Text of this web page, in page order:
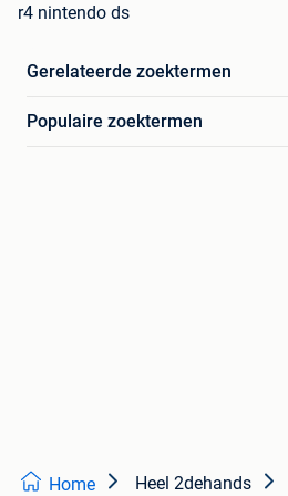
r4 nintendo ds
Gerelateerde zoektermen
Populaire zoektermen
Home Heel 2dehands